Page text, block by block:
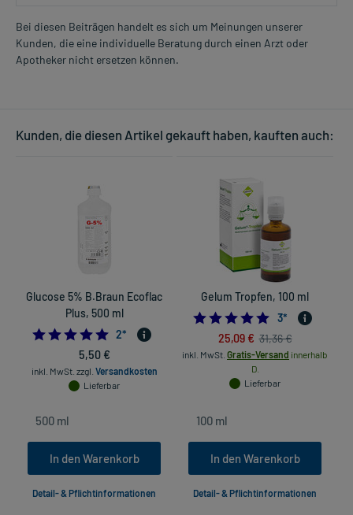
Bei diesen Beiträgen handelt es sich um Meinungen unserer
Kunden, die eine individuelle Beratung durch einen Arzt oder
Apotheker nicht ersetzen können.
Kunden, die diesen Artikel gekauft haben, kauften auch:
Glucose 5% B.Braun Ecoflac
Plus, 500 ml
5.0
2*
5,50 €
inkl. MwSt. zzgl. Versandkosten
Lieferbar
In den Warenkorb
Detail- & Pflichtinformationen
Gelum Tropfen, 100 ml
5.0
3*
25,09 € 31,36 €
inkl. MwSt. Gratis-Versand innerhalb
D.
Lieferbar
In den Warenkorb
Detail- & Pflichtinformationen